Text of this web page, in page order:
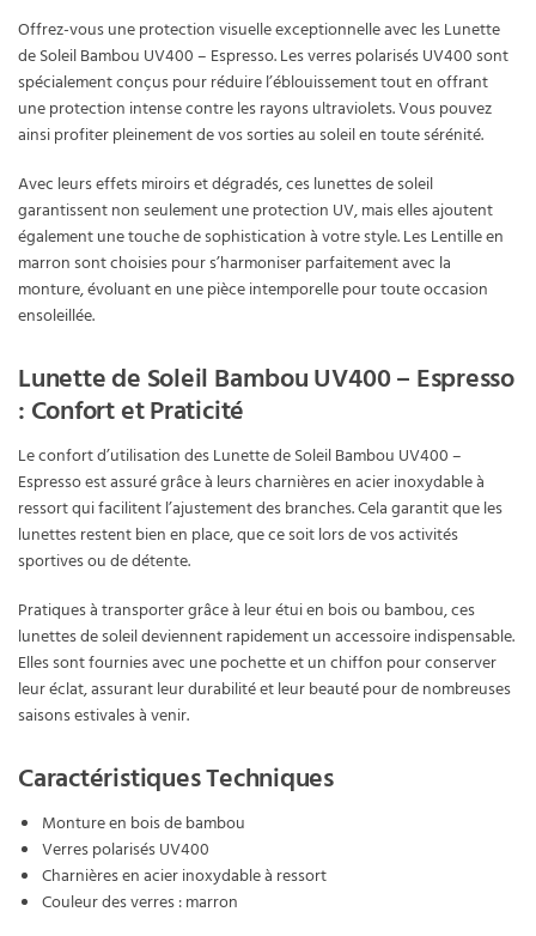
Offrez-vous une protection visuelle exceptionnelle avec les Lunette
de Soleil Bambou UV400 – Espresso. Les verres polarisés UV400 sont
spécialement conçus pour réduire l’éblouissement tout en offrant
une protection intense contre les rayons ultraviolets. Vous pouvez
ainsi profiter pleinement de vos sorties au soleil en toute sérénité.
Avec leurs effets miroirs et dégradés, ces lunettes de soleil
garantissent non seulement une protection UV, mais elles ajoutent
également une touche de sophistication à votre style. Les Lentille en
marron sont choisies pour s’harmoniser parfaitement avec la
monture, évoluant en une pièce intemporelle pour toute occasion
ensoleillée.
Lunette de Soleil Bambou UV400 – Espresso
: Confort et Praticité
Le confort d’utilisation des Lunette de Soleil Bambou UV400 –
Espresso est assuré grâce à leurs charnières en acier inoxydable à
ressort qui facilitent l’ajustement des branches. Cela garantit que les
lunettes restent bien en place, que ce soit lors de vos activités
sportives ou de détente.
Pratiques à transporter grâce à leur étui en bois ou bambou, ces
lunettes de soleil deviennent rapidement un accessoire indispensable.
Elles sont fournies avec une pochette et un chiffon pour conserver
leur éclat, assurant leur durabilité et leur beauté pour de nombreuses
saisons estivales à venir.
Caractéristiques Techniques
Monture en bois de bambou
Verres polarisés UV400
Charnières en acier inoxydable à ressort
Couleur des verres : marron